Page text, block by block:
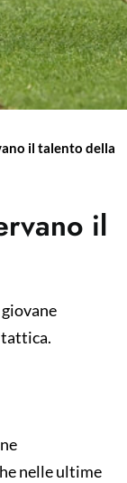
il talento della
il
nelle ultime